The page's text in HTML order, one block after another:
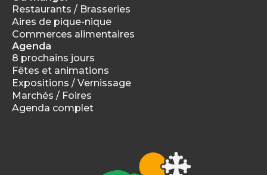
Restaurants / Brasseries
Aires de pique-nique
Commerces alimentaires
Agenda
8 prochains jours
Fêtes et animations
Expositions / Vernissage
Marchés / Foires
Agenda complet